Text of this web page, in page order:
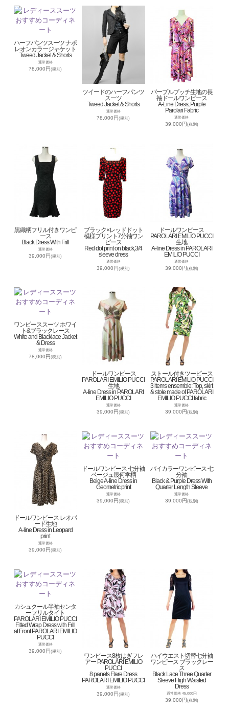
ハーフパンツスーツ ナポ
レオンカラージャケット
Tweed Jacket & Shorts
通常価格
78,000円(税別)
ツイードのハーフパンツ
スーツ
Tweed Jacket & Shorts
通常価格
78,000円(税別)
パープルプッチ生地の長
袖ドールワンピース
A-Line Dress, Purple
Parolari Fabric
通常価格
39,000円(税別)
黒織柄フリル付きワンピ
ース
Black Dress With Frill
通常価格
39,000円(税別)
ブラック×レッドドット
模様プリント7分袖ワン
ピース
Red dot print on black,3/4
sleeve dress
通常価格
39,000円(税別)
ドールワンピース
PAROLARI EMILIO PUCCI
生地
A-line Dress in PAROLARI
EMILIO PUCCI
通常価格
39,000円(税別)
ワンピーススーツ ホワイ
ト&ブラックレース
White and Blacklace Jacket
& Dress
通常価格
78,000円(税別)
ドールワンピース
PAROLARI EMILIO PUCCI
生地
A-line Dress in PAROLARI
EMILIO PUCCI
通常価格
39,000円(税別)
ストール付きツーピース
PAROLARI EMILIO PUCCI
3 items ensemble: Top, skirt
& stole made of PAROLARI
EMILIO PUCCI fabric
通常価格
39,000円(税別)
ドールワンピース レオパ
ード生地
A-line Dress in Leopard
print
通常価格
39,000円(税別)
ドールワンピース 七分袖
ベージュ幾何学柄
Beige A-line Dress in
Geometric print
通常価格
39,000円(税別)
バイカラーワンピース 七
分袖
Black & Purple Dress With
Quarter Length Sleeve
通常価格
39,000円(税別)
カシュクール半袖センタ
ーフリルタイト
PAROLARI EMILIO PUCCI
Fitted Wrap Dress with Frill
at Front PAROLARI EMILIO
PUCCI
通常価格
39,000円(税別)
ワンピース8枚はぎフレ
アー PAROLARI EMILIO
PUCCI
8 panels Flare Dress
PAROLARI EMILIO PUCCI
通常価格
39,000円(税別)
ハイウエスト切替七分袖
ワンピース ブラックレー
ス
Black Lace Three Quarter
Sleeve High Waisted
Dress
通常価格 45,000円
39,000円(税別)